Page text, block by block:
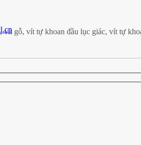
gỗ, vít tự khoan đầu lục giác, vít tự